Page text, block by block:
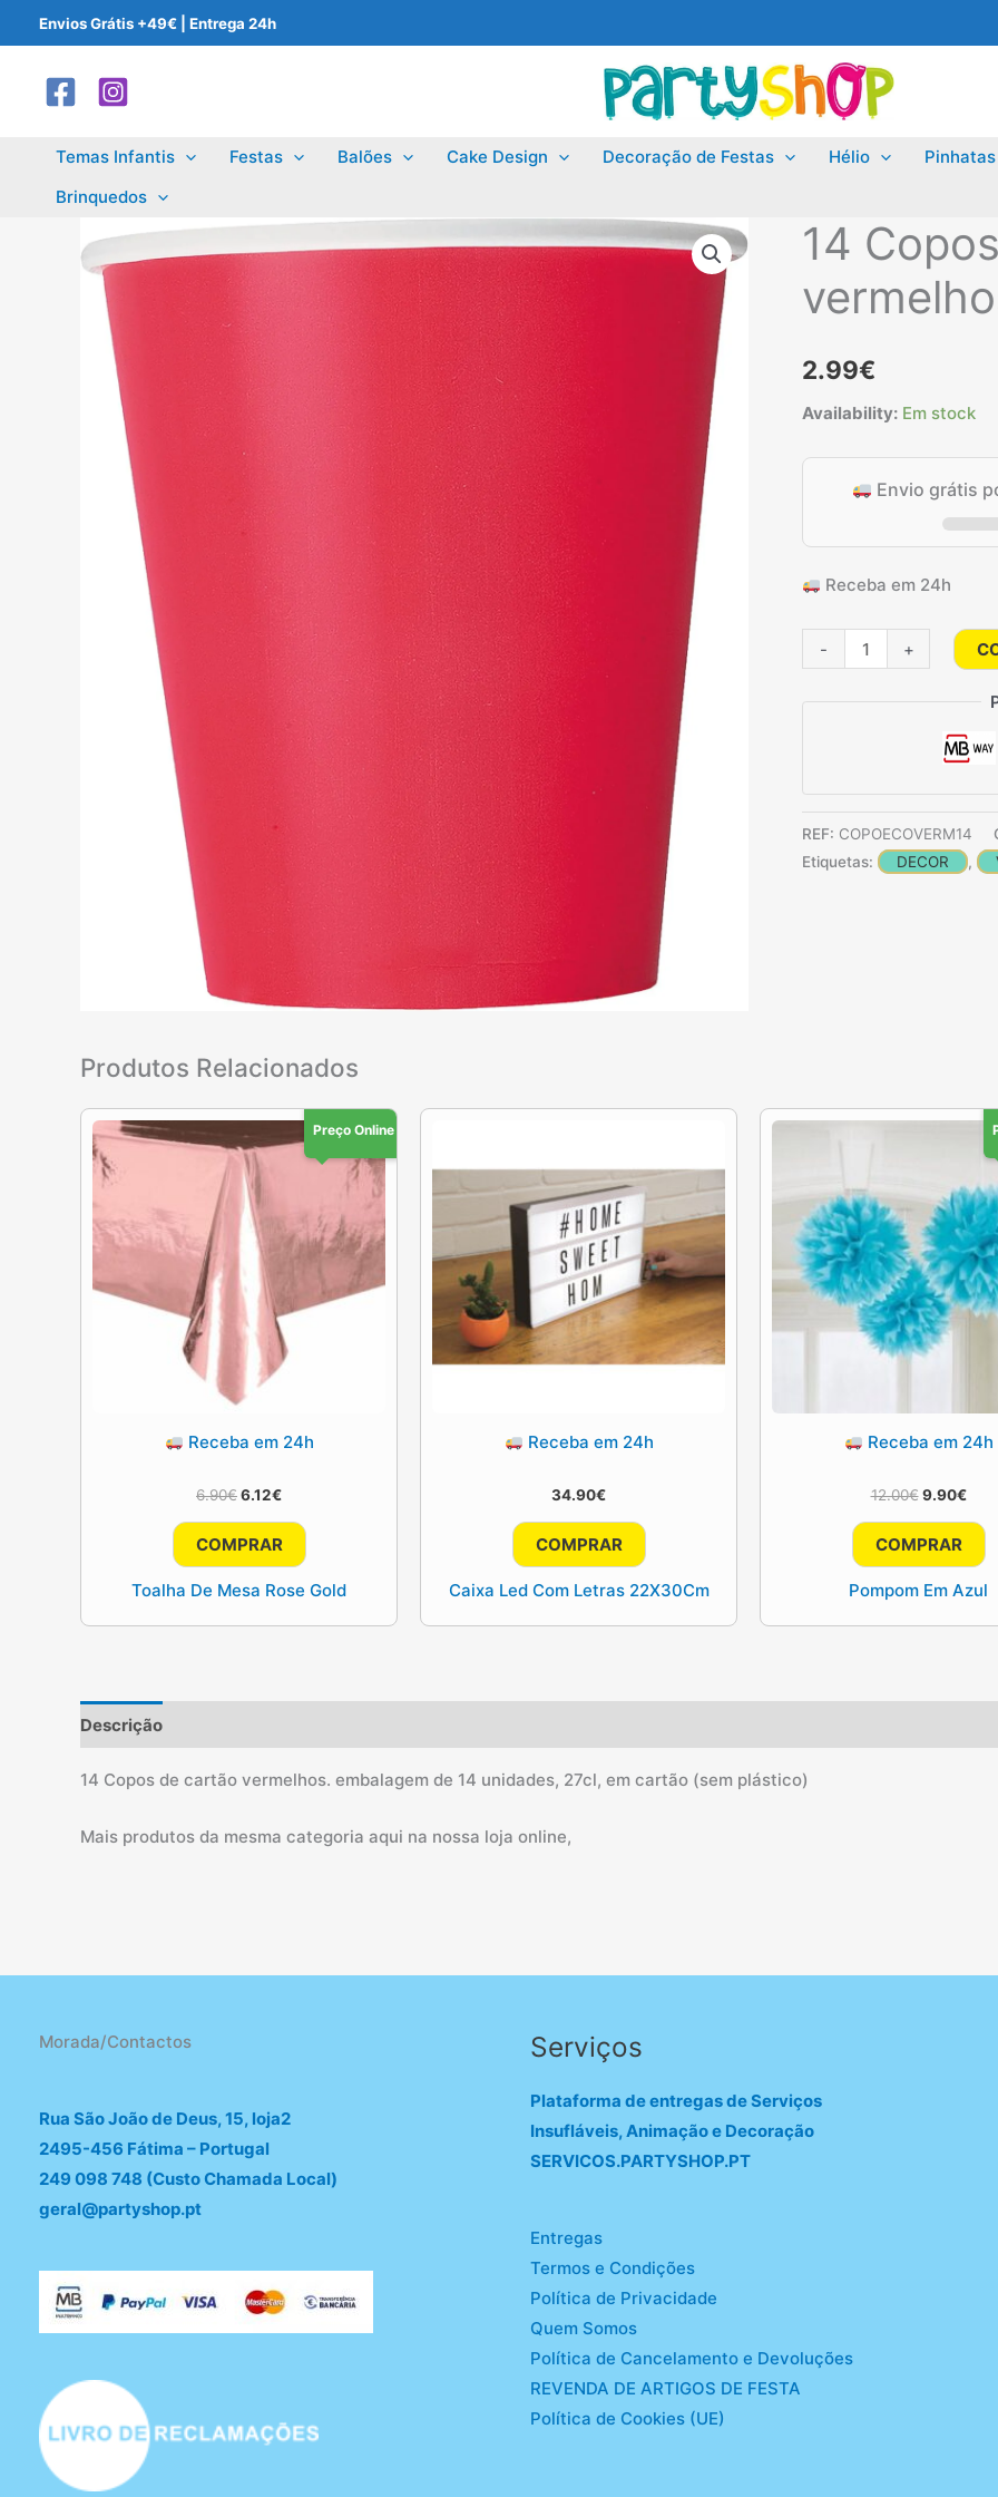
to
content
Envios Grátis +49€ | Entrega 24h
Temas Infantis Festas Balões Cake Design Decoração de Festas Hélio
Brinquedos
14
2.99€
Availability: Em stock
Envio grátis
Receba em 24h
-
Quantidade
de
14
Cartão
vermelhos
+
REF: COPOECOVERM14
Etiquetas:
DECOR ,
Produtos Relacionados
Preço Online
Receba em 24h
6.90€O
era:
6.90€.
6.12€O
atual
é:
6.12€.
COMPRAR
Toalha De Mesa Rose Gold
Receba em 24h
34.90€
COMPRAR
Caixa Led Com Letras 22X30Cm
Receba em 24h
12.00€ O
era:
12.00€.
9.90€O
atual
COMPRAR
Pompom Em Azul
Descrição
14 Copos de cartão vermelhos. embalagem de 14 unidades, 27cl, em cartão (sem plástico)
Mais produtos da mesma categoria aqui na nossa loja online,
Morada/Contactos
Rua São João de Deus, 15, loja2
2495-456 Fátima – Portugal
249 098 748 (Custo Chamada Local)
geral@partyshop.pt
Serviços
Plataforma de entregas de Serviços
Insufláveis, Animação e Decoração
SERVICOS.PARTYSHOP.PT
Entregas
Termos e Condições
Política de Privacidade
Quem Somos
Política de Cancelamento e Devoluções
REVENDA DE ARTIGOS DE FESTA
Política de Cookies (UE)